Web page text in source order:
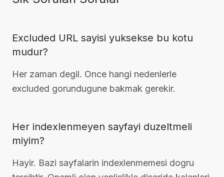
Excluded URL sayisi yuksekse bu kotu
mudur?
Her zaman degil. Once hangi nedenlerle
excluded gorundugune bakmak gerekir.
Her indexlenmeyen sayfayi duzeltmeli
miyim?
Hayir. Bazi sayfalarin indexlenmemesi dogru